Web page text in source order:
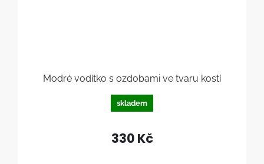
Modré vodítko s ozdobami ve tvaru kostí
skladem
330 Kč